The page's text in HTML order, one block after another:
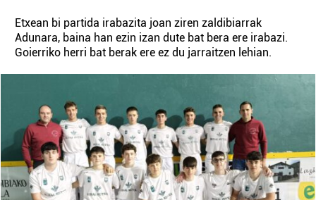
Etxean bi partida irabazita joan ziren zaldibiarrak
Adunara, baina han ezin izan dute bat bera ere irabazi.
Goierriko herri bat berak ere ez du jarraitzen lehian.